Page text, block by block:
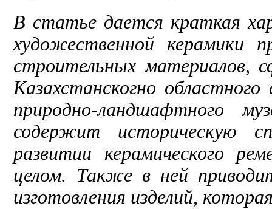
В статье дается краткая
художественной керамики
строительных материалов,
Казахстанскогно
природно-ландшафтного
содержит историческую
развитии керамического
целом. Также в ней
изготовления изделий,